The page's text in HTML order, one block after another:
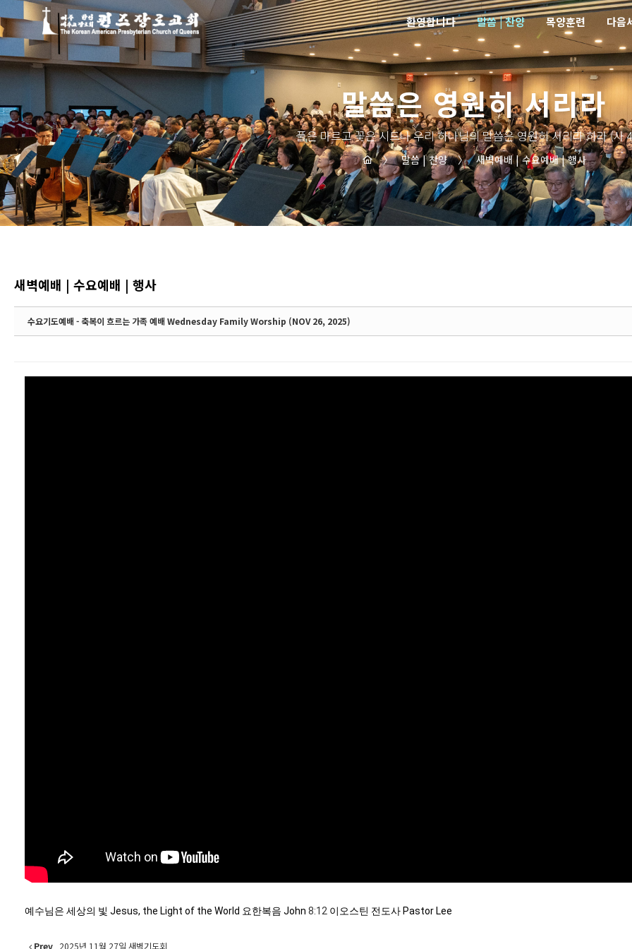
환영합니다 말씀 | 찬양 목양훈련 다음
말씀은 영원히 서리라
풀은 마르고 꽃은 시드나 우리 하나님의 말씀은 영원히 서리라 하라 (사
〉 말씀 | 찬양 〉 새벽예배 | 수요예배 | 행사
새벽예배 | 수요예배 | 행사
수요기도예배 - 축복이 흐르는 가족 예배 Wednesday Family Worship (NOV 26, 2025)
예수님은 세상의 빛 Jesus, the Light of the World 요한복음 John 8:12 이오스틴 전도사 Pastor Lee
Prev 2025년 11월 27일 새벽기도회